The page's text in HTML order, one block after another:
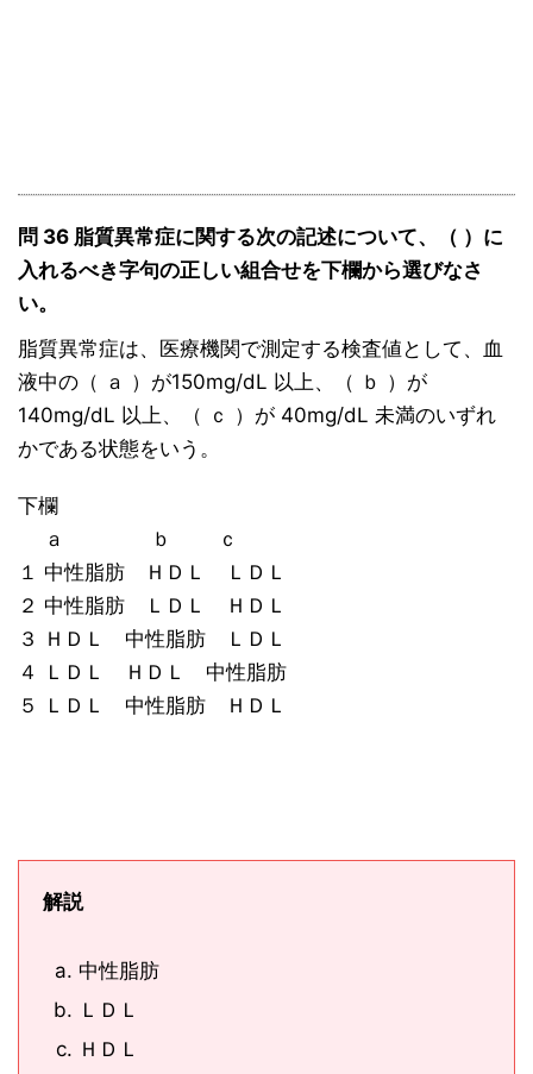
問 36 脂質異常症に関する次の記述について、（ ）に
入れるべき字句の正しい組合せを下欄から選びなさ
い。
脂質異常症は、医療機関で測定する検査値として、血
液中の（ ａ ）が150mg/dL 以上、（ ｂ ）が
140mg/dL 以上、（ ｃ ）が 40mg/dL 未満のいずれ
かである状態をいう。
下欄
ａ ｂ ｃ
１ 中性脂肪 ＨＤＬ ＬＤＬ
２ 中性脂肪 ＬＤＬ ＨＤＬ
３ ＨＤＬ 中性脂肪 ＬＤＬ
４ ＬＤＬ ＨＤＬ 中性脂肪
５ ＬＤＬ 中性脂肪 ＨＤＬ
解説
中性脂肪
ＬＤＬ
ＨＤＬ